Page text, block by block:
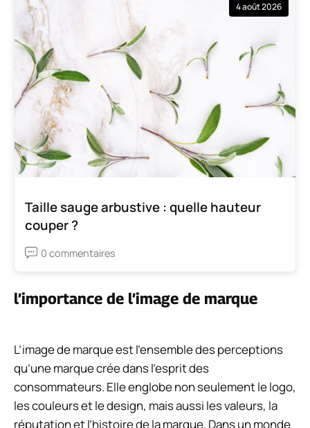
4 août 2026
Taille sauge arbustive : quelle hauteur
couper ?
0 commentaires
l’importance de l’image de marque
L’image de marque est l’ensemble des perceptions
qu’une marque crée dans l’esprit des
consommateurs. Elle englobe non seulement le logo,
les couleurs et le design, mais aussi les valeurs, la
réputation et l’histoire de la marque. Dans un monde